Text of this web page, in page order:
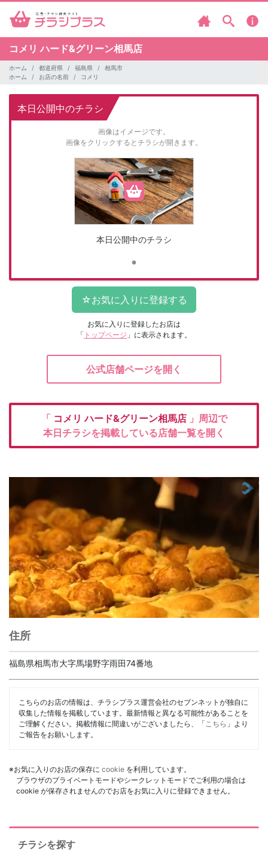
コメリハード&グリーン相馬店
ホーム 都道府県 福島県
相馬市
ホーム
お店の名前 コメリ
本日公開中のチラシ
画像はイメージです。
画像をクリックするとチラシが開きます。
本日公開中のチラシ
お気に入りに登録したお店は
「 トップページ 」に表示されます。
公式店舗ページを開く
「 コメリハード&グリーン相馬店 」周辺で
本日チラシを掲載している店舗一覧を開く
住所
福島県相馬市大字馬場野字雨田74番地
こちらのお店の情報は、チラシプラス運営会社のセブンネットが独自に
収集した情報を掲載しています。最新情報と異なる可能性があることを
ご理解ください。掲載情報に間違いがございましたら、「 こちら 」より
ご報告をお願いします。
※お気に入りのお店の保存に cookie を利用しています。
ブラウザのプライベートモードやシークレットモードでご利用の場合は
cookie が保存されませんのでお店をお気に入りに登録できません。
チラシを探す